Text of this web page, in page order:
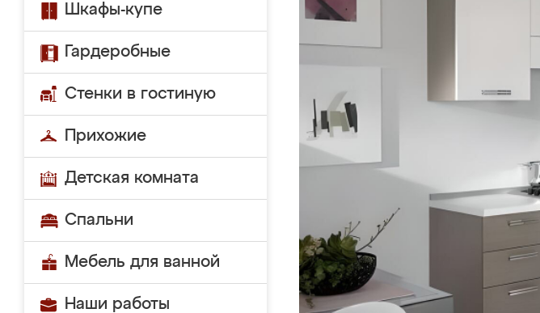
Шкафы-купе
Гардеробные
Стенки в гостиную
Прихожие
Детская комната
Спальни
Мебель для ванной
Наши работы